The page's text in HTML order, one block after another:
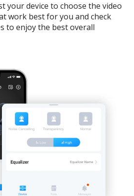
your device to choose the video
work best for you and check
to enjoy the best overall